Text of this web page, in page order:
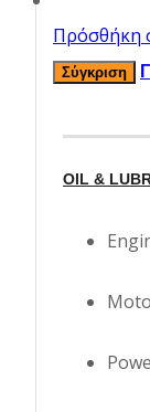
OIL &
Πρόσθήκη
Σύγκριση